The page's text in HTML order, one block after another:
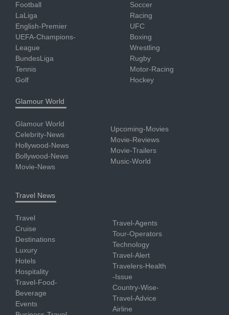
Football
LaLiga
English-Premier
UEFA-Champions-
League
BundesLiga
Tennis
Golf
Soccer
Racing
UFC
Boxing
Wrestling
Rugby
Motor-Racing
Hockey
Glamour World
Glamour World
Celebrity-News
Hollywood-News
Bollywood-News
Movie-News
Upcoming-Movies
Movie-Reviews
Movie-Trailers
Music-World
Travel News
Travel
Cruise
Destinations
Luxury
Hotels
Hospitality
Travel-Food-
Beverage
Events
Travel-Agents
Tour-Operators
Technology
Travel-Alert
Travelers-Health
-Issue
Country-Wise-
Travel-Advice
Airline